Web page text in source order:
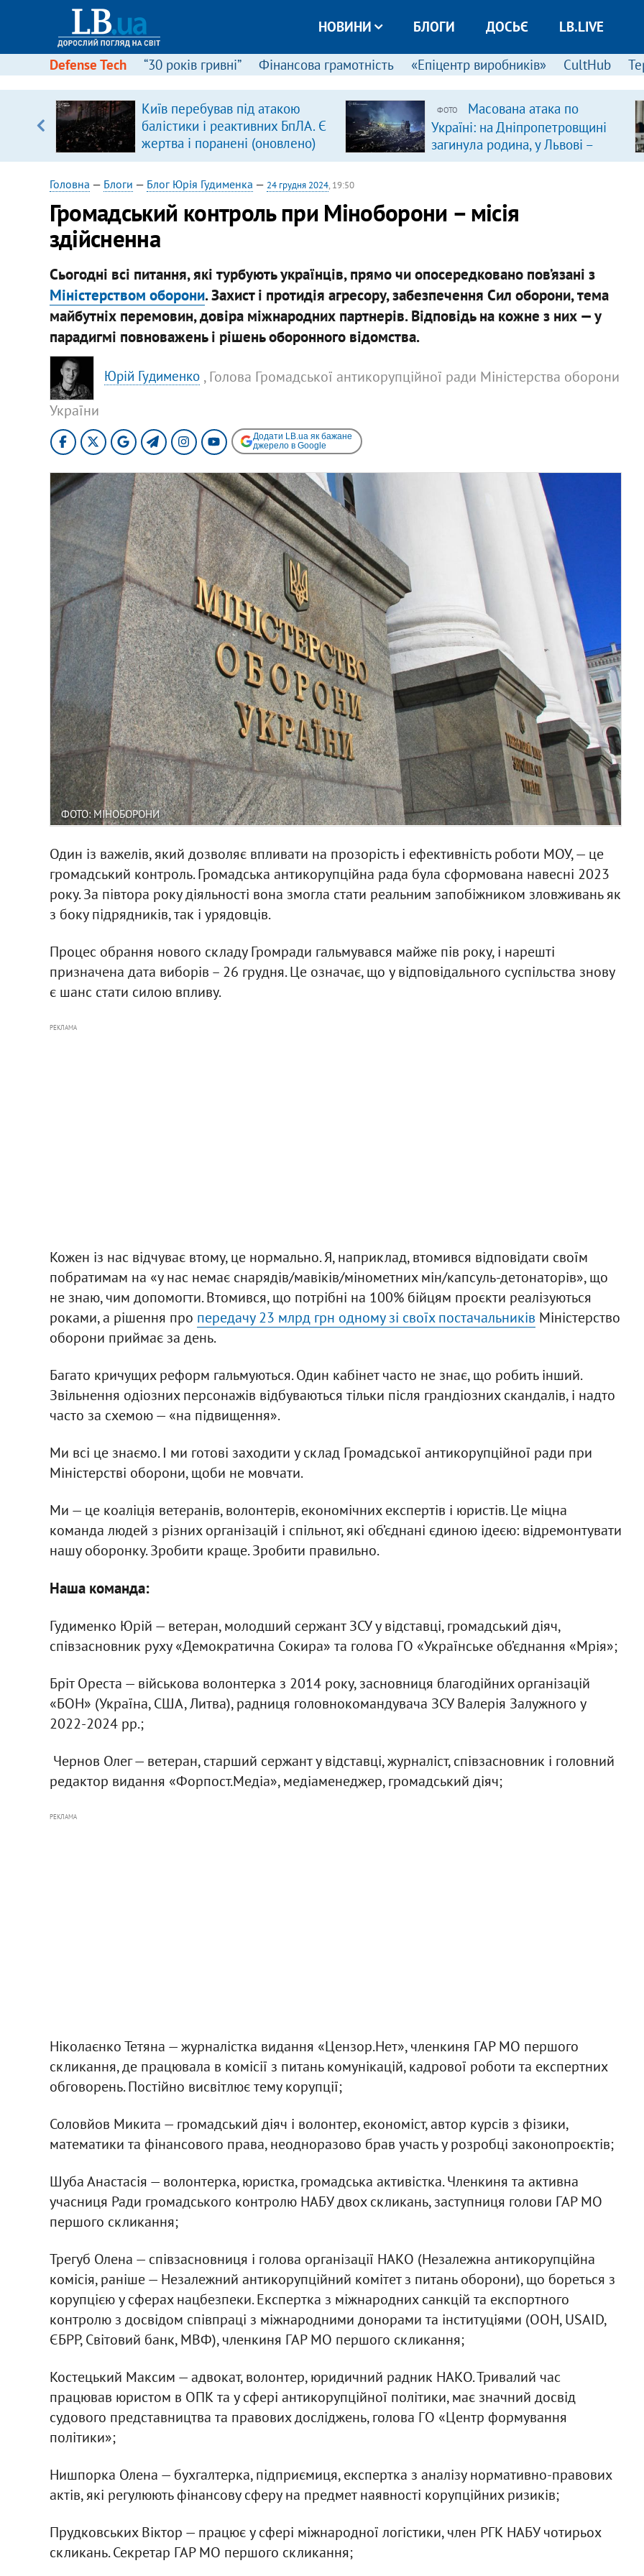
НОВИНИ БЛОГИ ДОСЬЄ LB.LIVE
Defense Tech “30 років гривні” Фінансова грамотність «Епіцентр виробників» CultHub
Київ перебував під атакою
балістики і реактивних БпЛА. Є
жертва і поранені (оновлено)
ФОТО
Масована атака по
Україні: на Дніпропетровщині
загинула родина, у Львові –
удар по багатоповерхівках
Головна — Блоги — Блог Юрія Гудименка — 24 грудня 2024, 19:50
Громадський контроль при Міноборони – місія
здійсненна
Сьогодні всі питання, які турбують українців, прямо чи опосередковано пов’язані з
Міністерством оборони. Захист і протидія агресору, забезпечення Сил оборони, тема
майбутніх перемовин, довіра міжнародних партнерів. Відповідь на кожне з них — у
парадигмі повноважень і рішень оборонного відомства.
Юрій Гудименко , Голова Громадської антикорупційної ради Міністерства оборони
України
Додати LB.ua як бажане
джерело в Google
ФОТО: МІНОБОРОНИ
Один із важелів, який дозволяє впливати на прозорість і ефективність роботи МОУ, — це
громадський контроль. Громадська антикорупційна рада була сформована навесні 2023
року. За півтора року діяльності вона змогла стати реальним запобіжником зловживань як
з боку підрядників, так і урядовців.
Процес обрання нового складу Громради гальмувався майже пів року, і нарешті
призначена дата виборів – 26 грудня. Це означає, що у відповідального суспільства знову
є шанс стати силою впливу.
РЕКЛАМА
Кожен із нас відчуває втому, це нормально. Я, наприклад, втомився відповідати своїм
побратимам на «у нас немає снарядів/мавіків/мінометних мін/капсуль-детонаторів», що
не знаю, чим допомогти. Втомився, що потрібні на 100% бійцям проєкти реалізуються
роками, а рішення про передачу 23 млрд грн одному зі своїх постачальників Міністерство
оборони приймає за день.
Багато кричущих реформ гальмуються. Один кабінет часто не знає, що робить інший.
Звільнення одіозних персонажів відбуваються тільки після грандіозних скандалів, і надто
часто за схемою — «на підвищення».
Ми всі це знаємо. І ми готові заходити у склад Громадської антикорупційної ради при
Міністерстві оборони, щоби не мовчати.
Ми — це коаліція ветеранів, волонтерів, економічних експертів і юристів. Це міцна
команда людей з різних організацій і спільнот, які об’єднані єдиною ідеєю: відремонтувати
нашу оборонку. Зробити краще. Зробити правильно.
Наша команда:
Гудименко Юрій — ветеран, молодший сержант ЗСУ у відставці, громадський діяч,
співзасновник руху «Демократична Сокира» та голова ГО «Українське об’єднання «Мрія»;
Бріт Ореста — військова волонтерка з 2014 року, засновниця благодійних організацій
«БОН» (Україна, США, Литва), радниця головнокомандувача ЗСУ Валерія Залужного у
2022-2024 рр.;
Чернов Олег — ветеран, старший сержант у відставці, журналіст, співзасновник і головний
редактор видання «Форпост.Медіа», медіаменеджер, громадський діяч;
РЕКЛАМА
Ніколаєнко Тетяна — журналістка видання «Цензор.Нет», членкиня ГАР МО першого
скликання, де працювала в комісії з питань комунікацій, кадрової роботи та експертних
обговорень. Постійно висвітлює тему корупції;
Соловйов Микита — громадський діяч і волонтер, економіст, автор курсів з фізики,
математики та фінансового права, неодноразово брав участь у розробці законопроєктів;
Шуба Анастасія — волонтерка, юристка, громадська активістка. Членкиня та активна
учасниця Ради громадського контролю НАБУ двох скликань, заступниця голови ГАР МО
першого скликання;
Трегуб Олена — співзасновниця і голова організації НАКО (Незалежна антикорупційна
комісія, раніше — Незалежний антикорупційний комітет з питань оборони), що бореться з
корупцією у сферах нацбезпеки. Експертка з міжнародних санкцій та експортного
контролю з досвідом співпраці з міжнародними донорами та інституціями (ООН, USAID,
ЄБРР, Світовий банк, МВФ), членкиня ГАР МО першого скликання;
Костецький Максим — адвокат, волонтер, юридичний радник НАКО. Тривалий час
працював юристом в ОПК та у сфері антикорупційної політики, має значний досвід
судового представництва та правових досліджень, голова ГО «Центр формування
політики»;
Нишпорка Олена — бухгалтерка, підприємиця, експертка з аналізу нормативно-правових
актів, які регулюють фінансову сферу на предмет наявності корупційних ризиків;
Прудковських Віктор — працює у сфері міжнародної логістики, член РГК НАБУ чотирьох
скликань. Секретар ГАР МО першого скликання;